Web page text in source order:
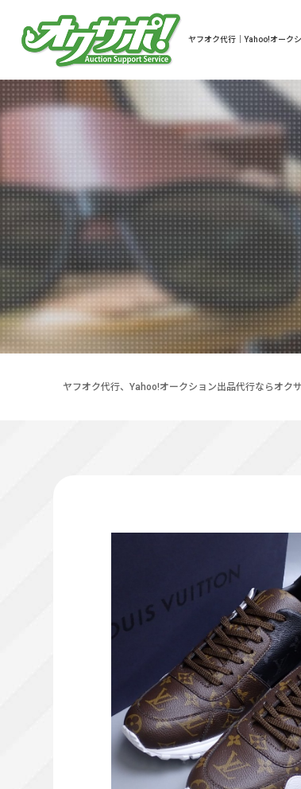
ヤフオク代行｜Yahoo!オーク
ヤフオク代行、Yahoo!オークション出品代行ならオクサ